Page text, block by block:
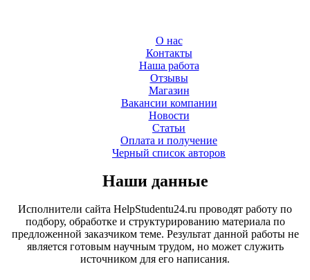
О нас
Контакты
Наша работа
Отзывы
Магазин
Вакансии компании
Новости
Статьи
Оплата и получение
Черный список авторов
Наши данные
Исполнители сайта HelpStudentu24.ru проводят работу по
подбору, обработке и структурированию материала по
предложенной заказчиком теме. Результат данной работы не
является готовым научным трудом, но может служить
источником для его написания.